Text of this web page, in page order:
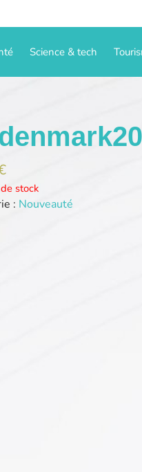
Science & tech
stock
: Nouveauté